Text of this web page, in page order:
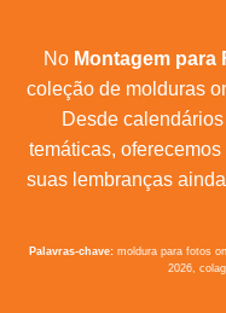
No Montagem para
coleção de molduras
Desde
temáticas,
suas lembranças
Palavras-chave:moldura para fotos
2026,